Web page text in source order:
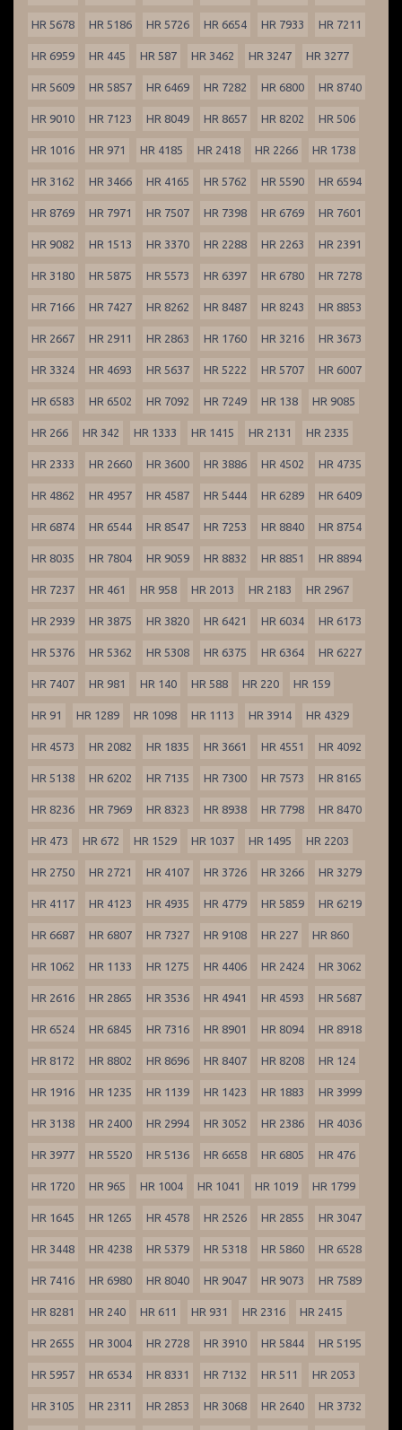
HR 5678 HR 5186 HR 5726 HR 6654 HR 7933 HR 7211
HR 6959 HR 445 HR 587 HR 3462 HR 3247 HR 3277
HR 5609 HR 5857 HR 6469 HR 7282 HR 6800 HR 8740
HR 9010 HR 7123 HR 8049 HR 8657 HR 8202 HR 506
HR 1016 HR 971 HR 4185 HR 2418 HR 2266 HR 1738
HR 3162 HR 3466 HR 4165 HR 5762 HR 5590 HR 6594
HR 8769 HR 7971 HR 7507 HR 7398 HR 6769 HR 7601
HR 9082 HR 1513 HR 3370 HR 2288 HR 2263 HR 2391
HR 3180 HR 5875 HR 5573 HR 6397 HR 6780 HR 7278
HR 7166 HR 7427 HR 8262 HR 8487 HR 8243 HR 8853
HR 2667 HR 2911 HR 2863 HR 1760 HR 3216 HR 3673
HR 3324 HR 4693 HR 5637 HR 5222 HR 5707 HR 6007
HR 6583 HR 6502 HR 7092 HR 7249 HR 138 HR 9085
HR 266 HR 342 HR 1333 HR 1415 HR 2131 HR 2335
HR 2333 HR 2660 HR 3600 HR 3886 HR 4502 HR 4735
HR 4862 HR 4957 HR 4587 HR 5444 HR 6289 HR 6409
HR 6874 HR 6544 HR 8547 HR 7253 HR 8840 HR 8754
HR 8035 HR 7804 HR 9059 HR 8832 HR 8851 HR 8894
HR 7237 HR 461 HR 958 HR 2013 HR 2183 HR 2967
HR 2939 HR 3875 HR 3820 HR 6421 HR 6034 HR 6173
HR 5376 HR 5362 HR 5308 HR 6375 HR 6364 HR 6227
HR 7407 HR 981 HR 140 HR 588 HR 220 HR 159
HR 91 HR 1289 HR 1098 HR 1113 HR 3914 HR 4329
HR 4573 HR 2082 HR 1835 HR 3661 HR 4551 HR 4092
HR 5138 HR 6202 HR 7135 HR 7300 HR 7573 HR 8165
HR 8236 HR 7969 HR 8323 HR 8938 HR 7798 HR 8470
HR 473 HR 672 HR 1529 HR 1037 HR 1495 HR 2203
HR 2750 HR 2721 HR 4107 HR 3726 HR 3266 HR 3279
HR 4117 HR 4123 HR 4935 HR 4779 HR 5859 HR 6219
HR 6687 HR 6807 HR 7327 HR 9108 HR 227 HR 860
HR 1062 HR 1133 HR 1275 HR 4406 HR 2424 HR 3062
HR 2616 HR 2865 HR 3536 HR 4941 HR 4593 HR 5687
HR 6524 HR 6845 HR 7316 HR 8901 HR 8094 HR 8918
HR 8172 HR 8802 HR 8696 HR 8407 HR 8208 HR 124
HR 1916 HR 1235 HR 1139 HR 1423 HR 1883 HR 3999
HR 3138 HR 2400 HR 2994 HR 3052 HR 2386 HR 4036
HR 3977 HR 5520 HR 5136 HR 6658 HR 6805 HR 476
HR 1720 HR 965 HR 1004 HR 1041 HR 1019 HR 1799
HR 1645 HR 1265 HR 4578 HR 2526 HR 2855 HR 3047
HR 3448 HR 4238 HR 5379 HR 5318 HR 5860 HR 6528
HR 7416 HR 6980 HR 8040 HR 9047 HR 9073 HR 7589
HR 8281 HR 240 HR 611 HR 931 HR 2316 HR 2415
HR 2655 HR 3004 HR 2728 HR 3910 HR 5844 HR 5195
HR 5957 HR 6534 HR 8331 HR 7132 HR 511 HR 2053
HR 3105 HR 2311 HR 2853 HR 3068 HR 2640 HR 3732